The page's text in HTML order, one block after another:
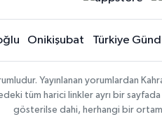
Onikişubat Türkiye
Yayınlanan yorumlardan
tüm harici linkler ayrı bir sayfada
gösterilse dahi, herhangi bir